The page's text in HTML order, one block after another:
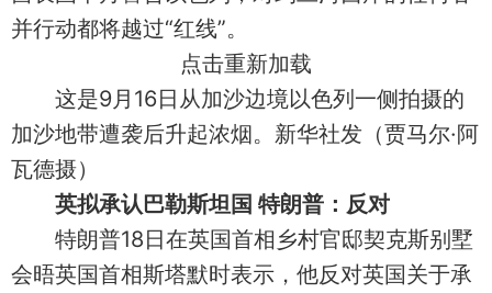
并行动都将越过“红线”。
点击重新加载
这是9月16日从加沙边境以色列一侧拍摄的
加沙地带遭袭后升起浓烟。新华社发（贾马尔·阿
瓦德摄）
英拟承认巴勒斯坦国 特朗普：反对
特朗普18日在英国首相乡村官邸契克斯别墅
会晤英国首相斯塔默时表示，他反对英国关于承